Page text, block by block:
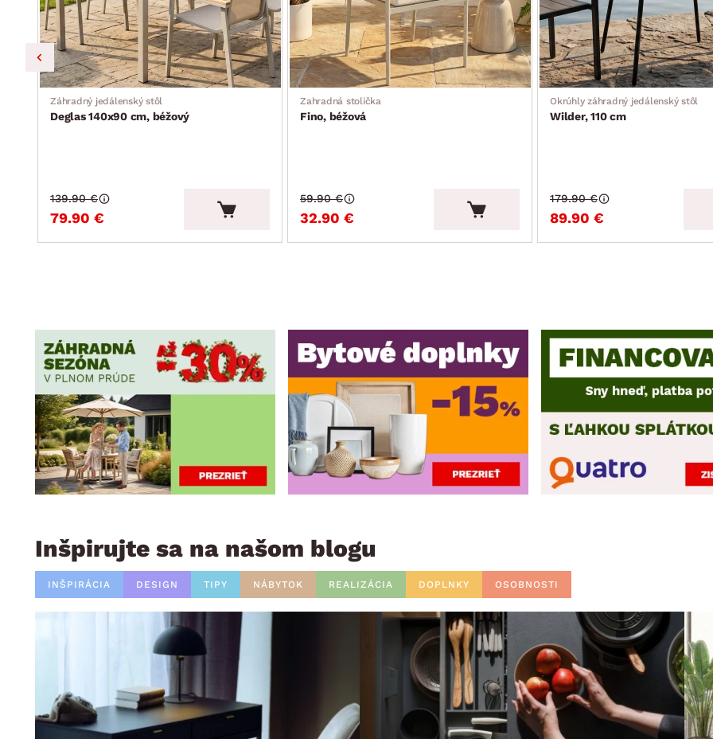
Záhradný jedálenský stôl
Deglas 140x90 cm, béžový
79.90 €
139.90 €
Zahradná stolička
Fino, béžová
32.90 €
59.90 €
Okrúhly záhradný jedálenský stôl
Wilder, 110 cm
89.90 €
179.90 €
Inšpirujte sa na našom blogu
INŠPIRÁCIA DESIGN TIPY NÁBYTOK REALIZÁCIA DOPLNKY OSOBNOSTI